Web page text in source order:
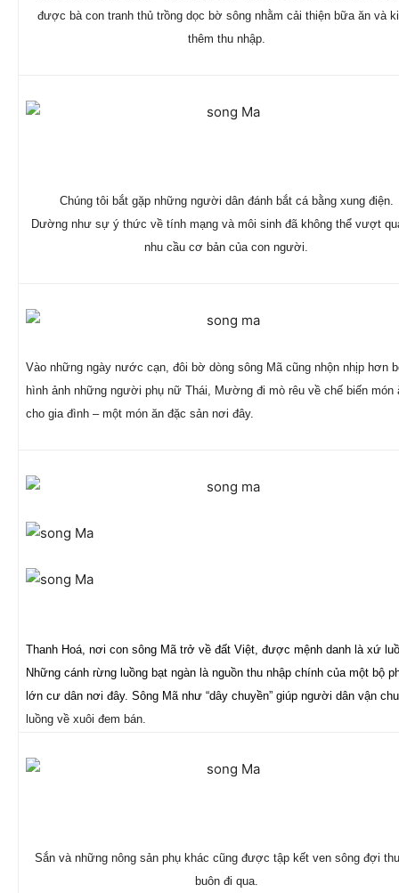
được bà con tranh thủ trồng dọc bờ sông nhằm cải thiện bữa ăn và
thêm thu nhập.
Chúng tôi bắt gặp những người dân đánh bắt cá bằng xung điện.
Dường như sự ý thức về tính mạng và môi sinh đã không thể vượt
nhu cầu cơ bản của con người.
Vào những ngày nước cạn, đôi bờ dòng sông Mã cũng nhộn nhịp hơn
hình ảnh những người phụ nữ Thái, Mường đi mò rêu về chế biến món
cho gia đình – một món ăn đặc sản nơi đây.
Thanh Hoá, nơi con sông Mã trở về đất Việt, được mệnh danh là xứ
Những cánh rừng luồng bạt ngàn là nguồn thu nhập chính của một bộ
lớn cư dân nơi đây. Sông Mã như “dây chuyền” giúp người dân vận
luồng về xuôi đem bán.
Sắn và những nông sản phụ khác cũng được tập kết ven sông đợi
buôn đi qua.